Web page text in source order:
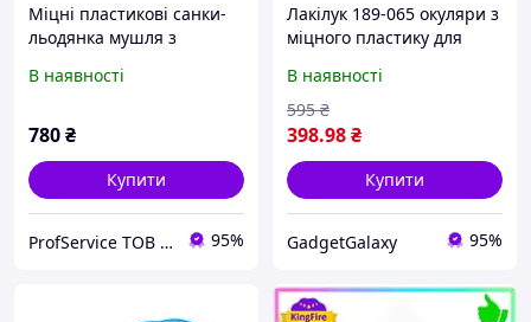
Міцні пластикові санки-
льодянка мушля з
Prosperplast, для спуску з
В наявності
780₴
Купити
ProfService ТОВ "Професійний сервіс" 95%
Лакілук 189-065 окуляри з
міцного пластику для
В наявності
398.98₴
595 ₴
Купити
GadgetGalaxy 95%